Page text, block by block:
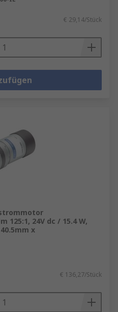
€ 29,14/Stück
125:1, 24V dc / 15.4 W,
x
€ 136,27/Stück